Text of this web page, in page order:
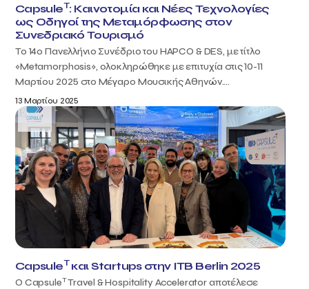
CapsuleT: Καινοτομία και Νέες Τεχνολογίες
ως Οδηγοί της Μεταμόρφωσης στον
Συνεδριακό Τουρισμό
Το 14ο Πανελλήνιο Συνέδριο του HAPCO & DES, με τίτλο
«Metamorphosis», ολοκληρώθηκε με επιτυχία στις 10-11
Μαρτίου 2025 στο Μέγαρο Μουσικής Αθηνών....
13 Μαρτίου 2025
CapsuleTκαι Startups στην ITB Berlin 2025
Ο CapsuleTTravel & Hospitality Accelerator αποτέλεσε